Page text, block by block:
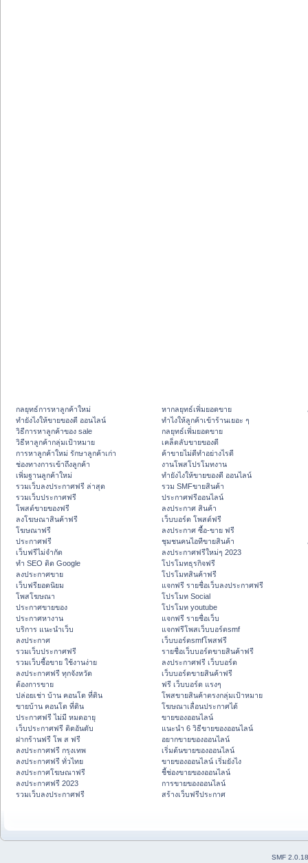
กลยุทธ์การหาลูกค้าใหม่
ทํายังไงให้ขายของดี ออนไลน์
วิธีการหาลูกค้าของ sale
วิธีหาลูกค้ากลุ่มเป้าหมาย
การหาลูกค้าใหม่ รักษาลูกค้าเก่า
ช่องทางการเข้าถึงลูกค้า
เพิ่มฐานลูกค้าใหม่
รวมเว็บลงประกาศฟรี ล่าสุด
รวมเว็บประกาศฟรี
โพสต์ขายของฟรี
ลงโฆษณาสินค้าฟรี
โฆษณาฟรี
ประกาศฟรี
เว็บฟรีไม่จำกัด
ทำ SEO ติด Google
ลงประกาศขาย
เว็บฟรียอดนิยม
โพสโฆษณา
ประกาศขายของ
ประกาศหางาน
บริการ แนะนำเว็บ
ลงประกาศ
รวมเว็บประกาศฟรี
รวมเว็บซื้อขาย ใช้งานง่าย
ลงประกาศฟรี ทุกจังหวัด
ต้องการขาย
ปล่อยเช่า บ้าน คอนโด ที่ดิน
ขายบ้าน คอนโด ที่ดิน
ประกาศฟรี ไม่มี หมดอายุ
เว็บประกาศฟรี ติดอันดับ
ฝากร้านฟรี โพ ส ฟรี
ลงประกาศฟรี กรุงเทพ
ลงประกาศฟรี ทั่วไทย
ลงประกาศโฆษณาฟรี
ลงประกาศฟรี 2023
รวมเว็บลงประกาศฟรี
หากลยุทธ์เพิ่มยอดขาย
ทําไงให้ลูกค้าเข้าร้านเยอะ ๆ
กลยุทธ์เพิ่มยอดขาย
เคล็ดลับขายของดี
ค้าขายไม่ดีทำอย่างไรดี
งานโพสโปรโมทงาน
ทํายังไงให้ขายของดี ออนไลน์
รวม SMFขายสินค้า
ประกาศฟรีออนไลน์
ลงประกาศ สินค้า
เว็บบอร์ด โพสต์ฟรี
ลงประกาศ ซื้อ-ขาย ฟรี
ชุมชนคนไอทีขายสินค้า
ลงประกาศฟรีใหม่ๆ 2023
โปรโมทธุรกิจฟรี
โปรโมทสินค้าฟรี
แจกฟรี รายชื่อเว็บลงประกาศฟรี
โปรโมท Social
โปรโมท youtube
แจกฟรี รายชื่อเว็บ
แจกฟรีโพสเว็บบอร์ดsmf
เว็บบอร์ดsmfโพสฟรี
รายชื่อเว็บบอร์ดขายสินค้าฟรี
ลงประกาศฟรี เว็บบอร์ด
เว็บบอร์ดขายสินค้าฟรี
ฟรี เว็บบอร์ด แรงๆ
โพสขายสินค้าตรงกลุ่มเป้าหมาย
โฆษณาเลื่อนประกาศได้
ขายของออนไลน์
แนะนำ 6 วิธีขายของออนไลน์
อยากขายของออนไลน์
เริ่มต้นขายของออนไลน์
ขายของออนไลน์ เริ่มยังไง
ชี้ช่องขายของออนไลน์
การขายของออนไลน์
สร้างเว็บฟรีประกาศ
SMF 2.0.18